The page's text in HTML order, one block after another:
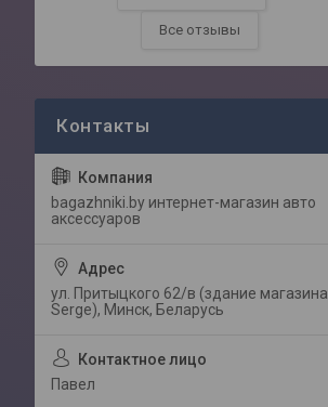
Все отзывы
bagazhniki.by интернет-магазин авто
аксессуаров
ул. Притыцкого 62/в (здание магазина
Serge), Минск, Беларусь
Павел